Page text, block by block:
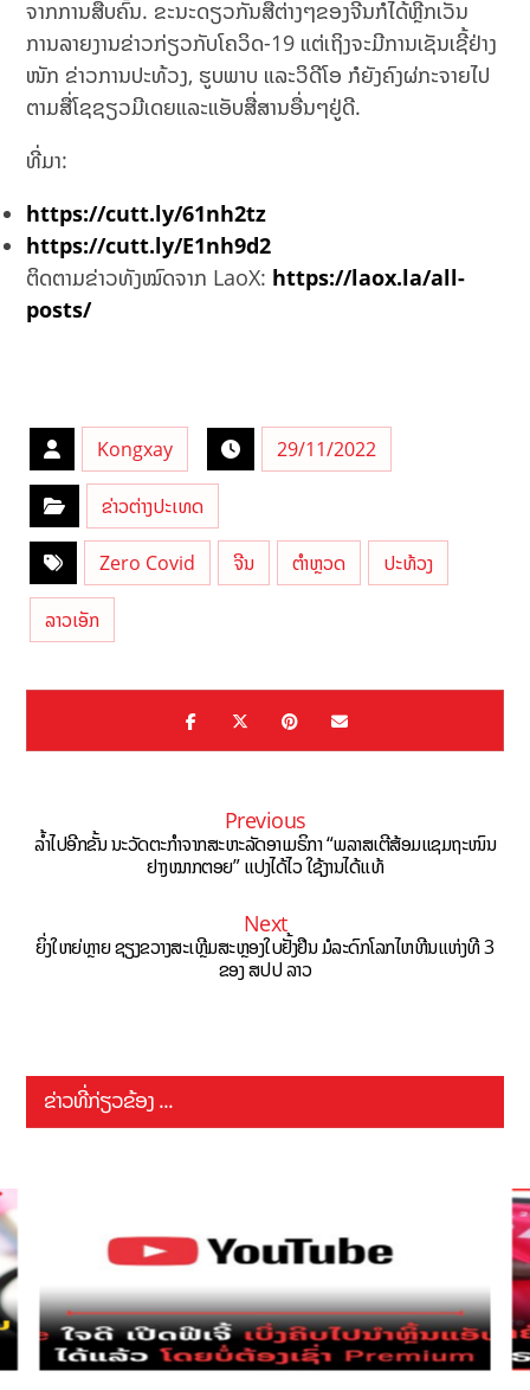
ຈາກການສືບຄົ້ນ. ຂະນະດຽວກັນສື່ຕ່າງໆຂອງຈີນກໍໄດ້ຫຼີກເວັ້ນ
ການລາຍງານຂ່າວກ່ຽວກັບໂຄວິດ-19 ແຕ່ເຖິງຈະມີການເຊັນເຊີ້ຢ່າງ
ໜັກ ຂ່າວການປະທ້ວງ, ຮູບພາບ ແລະວິດີໂອ ກໍຍັງຄົງຜ່ກະຈາຍໄປ
ຕາມສື່ໂຊຊຽວມີເດຍແລະແອັບສື່ສານອື່ນໆຢູ່ດີ.
ທີ່ມາ:
https://cutt.ly/61nh2tz
https://cutt.ly/E1nh9d2
ຕິດຕາມຂ່າວທັງໝົດຈາກ LaoX: https://laox.la/all-
posts/
Kongxay 29/11/2022
ຂ່າວຕ່າງປະເທດ
Zero Covid ຈີນ ຕຳຫຼວດ ປະທ້ວງ
ລາວເອັກ
Previous
ລ້ຳໄປອີກຂັ້ນ ນະວັດຕະກໍາຈາກສະຫະລັດອາເມຣິກາ “ພລາສເຕີສ້ອມແຊມຖະໜົນ
ຢາງໝາກຕອຍ” ແປງໄດ້ໄວ ໃຊ້ງານໄດ້ແທ້
Next
ຍິ່ງໃຫຍ່ຫຼາຍ ຊຽງຂວາງສະເຫຼີມສະຫຼອງໃບຢັ້ງຢືນ ມໍລະດົກໂລກໄຫຫີນແຫ່ງທີ 3
ຂອງ ສປປ ລາວ
ຂ່າວທີ່ກ່ຽວຂ້ອງ ...